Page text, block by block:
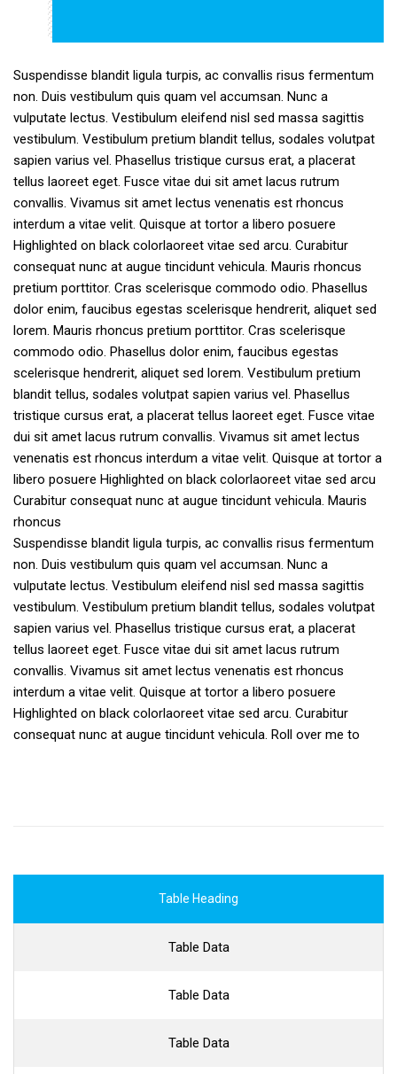
Suspendisse blandit ligula turpis, ac convallis risus fermentum
non. Duis vestibulum quis quam vel accumsan. Nunc a
vulputate lectus. Vestibulum eleifend nisl sed massa sagittis
vestibulum. Vestibulum pretium blandit tellus, sodales volutpat
sapien varius vel. Phasellus tristique cursus erat, a placerat
tellus laoreet eget. Fusce vitae dui sit amet lacus rutrum
convallis. Vivamus sit amet lectus venenatis est rhoncus
interdum a vitae velit. Quisque at tortor a libero posuere
Highlighted on black colorlaoreet vitae sed arcu. Curabitur
consequat nunc at augue tincidunt vehicula. Mauris rhoncus
pretium porttitor. Cras scelerisque commodo odio. Phasellus
dolor enim, faucibus egestas scelerisque hendrerit, aliquet sed
lorem. Mauris rhoncus pretium porttitor. Cras scelerisque
commodo odio. Phasellus dolor enim, faucibus egestas
scelerisque hendrerit, aliquet sed lorem. Vestibulum pretium
blandit tellus, sodales volutpat sapien varius vel. Phasellus
tristique cursus erat, a placerat tellus laoreet eget. Fusce vitae
dui sit amet lacus rutrum convallis. Vivamus sit amet lectus
venenatis est rhoncus interdum a vitae velit. Quisque at tortor a
libero posuere Highlighted on black colorlaoreet vitae sed arcu
Curabitur consequat nunc at augue tincidunt vehicula. Mauris
rhoncus
Suspendisse blandit ligula turpis, ac convallis risus fermentum
non. Duis vestibulum quis quam vel accumsan. Nunc a
vulputate lectus. Vestibulum eleifend nisl sed massa sagittis
vestibulum. Vestibulum pretium blandit tellus, sodales volutpat
sapien varius vel. Phasellus tristique cursus erat, a placerat
tellus laoreet eget. Fusce vitae dui sit amet lacus rutrum
convallis. Vivamus sit amet lectus venenatis est rhoncus
interdum a vitae velit. Quisque at tortor a libero posuere
Highlighted on black colorlaoreet vitae sed arcu. Curabitur
consequat nunc at augue tincidunt vehicula. Roll over me to
Table Heading
Table Data
Table Data
Table Data